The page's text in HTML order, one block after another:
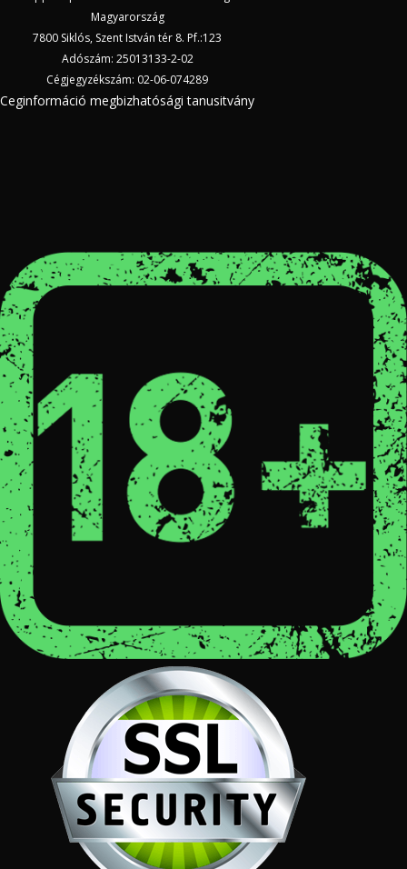
Magyarország
7800 Siklós, Szent István tér 8. Pf.:123
Adószám: 25013133-2-02
Cégjegyzékszám: 02-06-074289
Ceginformáció megbizhatósági tanusitvány